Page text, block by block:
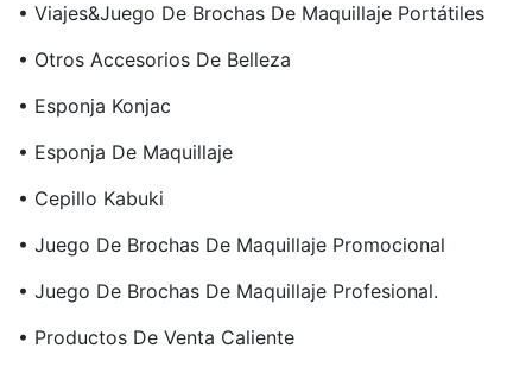
• Viajes&Juego De Brochas De Maquillaje Portátiles
• Otros Accesorios De Belleza
• Esponja Konjac
• Esponja De Maquillaje
• Cepillo Kabuki
• Juego De Brochas De Maquillaje Promocional
• Juego De Brochas De Maquillaje Profesional.
• Productos De Venta Caliente